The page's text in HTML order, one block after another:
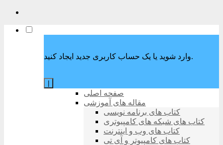
وارد شوید یا یک حساب کاربری جدید ایجاد کنید.
صفحه اصلی
مقاله های آموزشی
کتاب های برنامه نویسی
کتاب های شبکه های کامپیوتری
کتاب های وب و اینترنت
کتاب های کامپیوتر و آی تی